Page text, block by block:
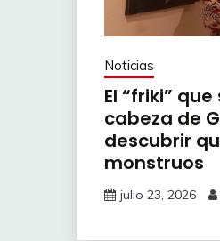
Noticias
El “friki”
cabeza de
descubrir
monstruos
julio 23, 2026